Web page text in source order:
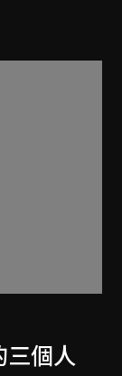
三個人